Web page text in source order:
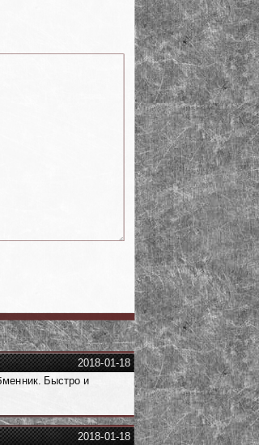
2018-01-18
Быстро и
2018-01-18